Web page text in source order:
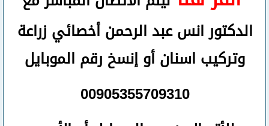
الدكتور انس عبد الرحمن أخصائي زراعة
وتركيب اسنانأوإنسخ رقم الموبايل
00905355709310